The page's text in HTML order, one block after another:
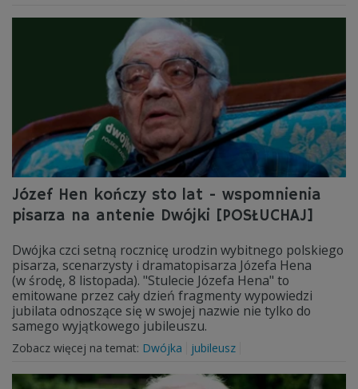
Józef Hen kończy sto lat - wspomnienia
pisarza na antenie Dwójki [POSŁUCHAJ]
Dwójka czci setną rocznicę urodzin wybitnego polskiego
pisarza, scenarzysty i dramatopisarza Józefa Hena
(w środę, 8 listopada). "Stulecie Józefa Hena" to
emitowane przez cały dzień fragmenty wypowiedzi
jubilata odnoszące się w swojej nazwie nie tylko do
samego wyjątkowego jubileuszu.
Zobacz więcej na temat: Dwójka jubileusz